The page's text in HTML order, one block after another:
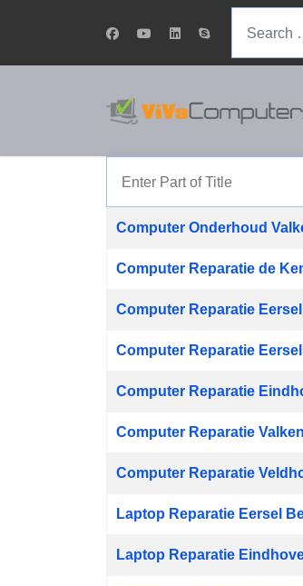
Title
Computer Onderhoud
Computer Reparatie de
Computer Reparatie Eersel
Computer Reparatie
Computer Reparatie
Computer Reparatie
Computer Reparatie
Laptop Reparatie Eersel
Laptop Reparatie